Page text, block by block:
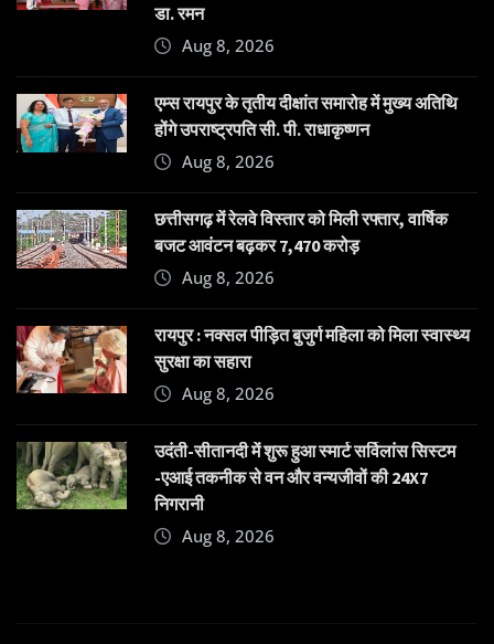
डा. रमन
Aug 8, 2026
एम्स रायपुर के तृतीय दीक्षांत समारोह में मुख्य अतिथि
होंगे उपराष्ट्रपति सी. पी. राधाकृष्णन
Aug 8, 2026
छत्तीसगढ़ में रेलवे विस्तार को मिली रफ्तार, वार्षिक
बजट आवंटन बढ़कर 7,470 करोड़
Aug 8, 2026
रायपुर : नक्सल पीड़ित बुजुर्ग महिला को मिला स्वास्थ्य
सुरक्षा का सहारा
Aug 8, 2026
उदंती-सीतानदी में शुरू हुआ स्मार्ट सर्विलांस सिस्टम
-एआई तकनीक से वन और वन्यजीवों की 24X7
निगरानी
Aug 8, 2026